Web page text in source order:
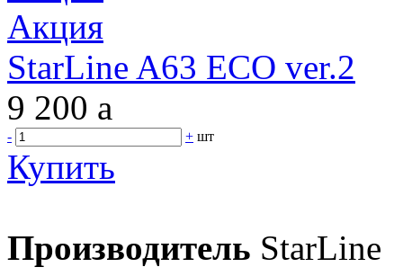
Акция
StarLine A63 ECO ver.2
9 200 a
- + шт
Купить
Производитель StarLine